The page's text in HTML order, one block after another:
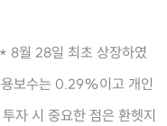
8월 28일 최초 상장하였
보수는 0.29%이고 개인
자 시 중요한 점은 환헷지